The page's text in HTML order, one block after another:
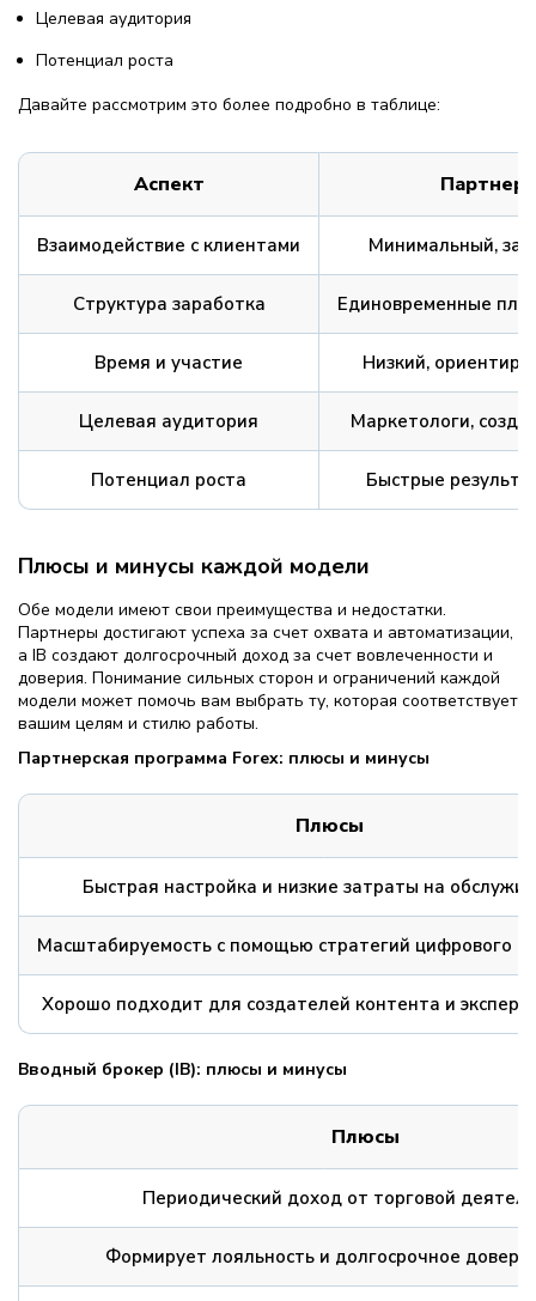
Целевая аудитория
Потенциал роста
Давайте рассмотрим это более подробно в таблице:
Аспект
Взаимодействие с клиентами Минимальный,
Структура заработка Единовременные
Время и участие Низкий,
Целевая аудитория Маркетологи,
Потенциал роста Быстрые
Плюсы и минусы каждой модели
Обе модели имеют свои преимущества и недостатки.
Партнеры достигают успеха за счет охвата и автоматизации,
а IB создают долгосрочный доход за счет вовлеченности и
доверия. Понимание сильных сторон и ограничений каждой
модели может помочь вам выбрать ту, которая соответствует
вашим целям и стилю работы.
Партнерская программа Forex: плюсы и минусы
Плюсы
Быстрая настройка и низкие затраты на
Масштабируемость с помощью стратегий цифрового
Хорошо подходит для создателей контента и
Вводный брокер (IB): плюсы и минусы
Плюсы
Периодический доход от торговой
Формирует лояльность и долгосрочное